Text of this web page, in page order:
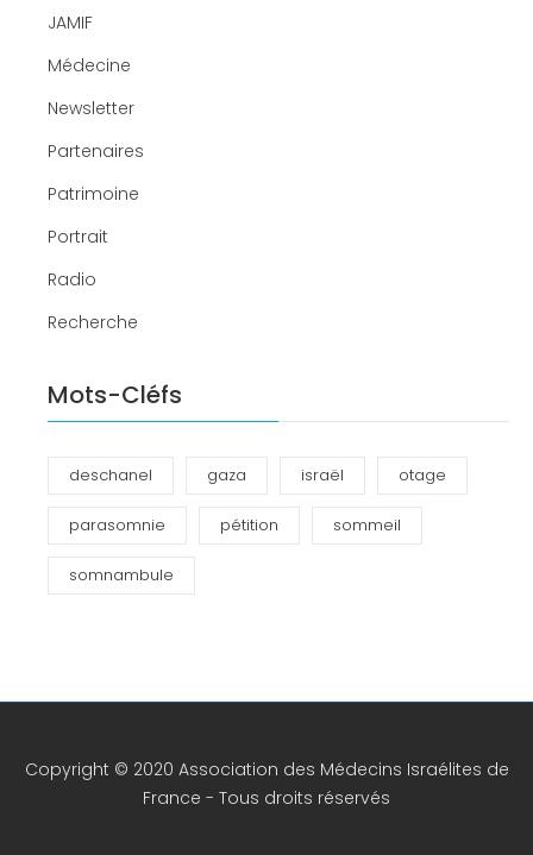
JAMIF
Médecine
Newsletter
Partenaires
Patrimoine
Portrait
Radio
Recherche
Mots-Cléfs
deschanel gaza israël otage
parasomnie pétition sommeil
somnambule
Copyright © 2020 Association des Médecins Israélites de
France - Tous droits réservés